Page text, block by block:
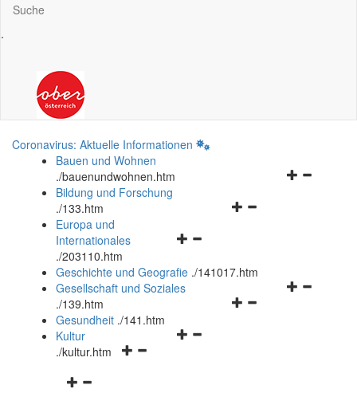
Suche
.
Coronavirus: Aktuelle Informationen
Bauen und Wohnen
./bauenundwohnen.htm
Navigationsmenü
Bildung und Forschung
./133.htm
Navigationsmenü
und
schließen
Europa und
Internationales
./203110.htm
Geschichte und Geografie ./141017.htm
Navigationsmenü
Gesellschaft und Soziales
./139.htm
Navigationsmenü
Gesundheit ./141.htm
Navigationsmenü
Kultur
./kultur.htm
Navigationsmenü